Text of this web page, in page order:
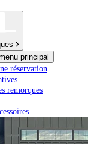
principal
réservation
remorques